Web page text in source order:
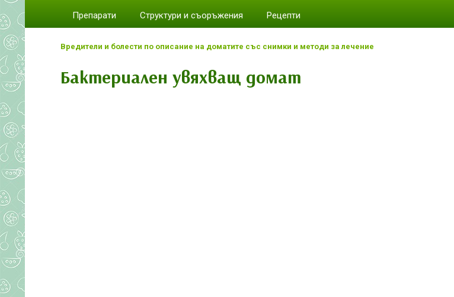
Препарати Структури и съоръжения Рецепти
Вредители и болести по описание на доматите със снимки и методи за лечение
Бактериален увяхващ домат